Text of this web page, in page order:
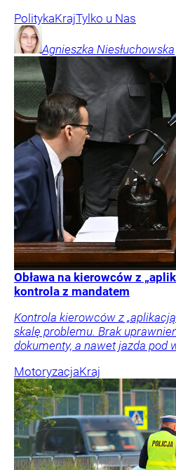
PolitykaKrajTylko u Nas
Agnieszka Niesłuchowska
Obława na kierowców z
kontrola z mandatem
Kontrola kierowców z
skalę problemu. Brak
dokumenty, a nawet jazda pod
MotoryzacjaKraj